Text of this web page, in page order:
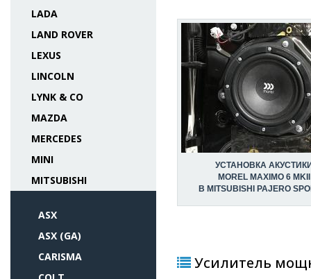
LADA
LAND ROVER
LEXUS
LINCOLN
LYNK & CO
MAZDA
MERCEDES
MINI
MITSUBISHI
ASX
ASX (GA)
CARISMA
УСТАНОВКА
MOREL MAXIMO 6 MKII
В MITSUBISHI PAJERO
Усилитель